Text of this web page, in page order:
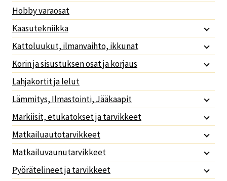
Hobby varaosat
Kaasutekniikka
Kattoluukut, ilmanvaihto, ikkunat
Korin ja sisustuksen osat ja korjaus
Lahjakortit ja lelut
Lämmitys, Ilmastointi, Jääkaapit
Markiisit, etukatokset ja tarvikkeet
Matkailuautotarvikkeet
Matkailuvaunutarvikkeet
Pyörätelineet ja tarvikkeet